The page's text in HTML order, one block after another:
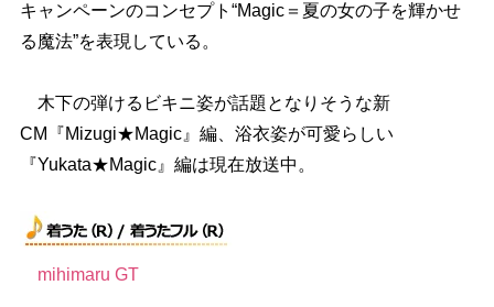
キャンペーンのコンセプト“Magic＝夏の女の子を輝かせ
る魔法”を表現している。
木下の弾けるビキニ姿が話題となりそうな新
CM『Mizugi★Magic』編、浴衣姿が可愛らしい
『Yukata★Magic』編は現在放送中。
mihimaru GT